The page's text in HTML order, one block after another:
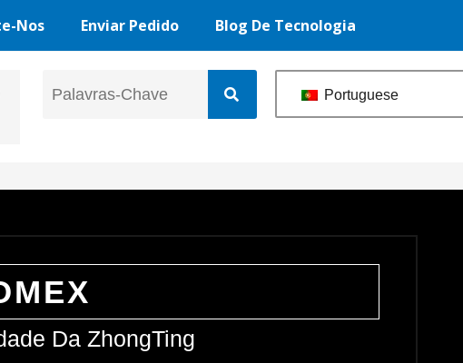
Nos Enviar Pedido Blog De Tecnologia
Portuguese
Da ZhongTing